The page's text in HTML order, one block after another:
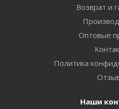
Возврат и
Оптовые
Политика
Наши